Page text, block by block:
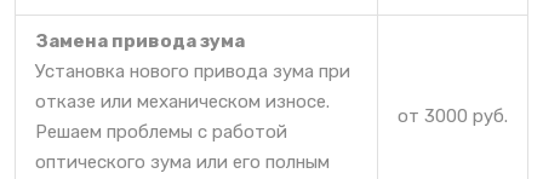
Замена привода зума
Установка нового привода зума при
отказе или механическом износе.
Решаем проблемы с работой
оптического зума или его полным
от 3000 руб.